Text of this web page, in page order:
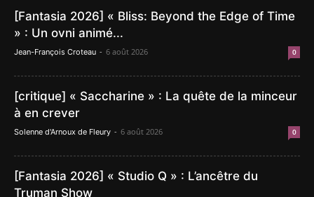
[Fantasia 2026] « Bliss: Beyond the Edge of Time
» : Un ovni animé...
Jean-François Croteau - 6 août 2026 0
[critique] « Saccharine » : La quête de la minceur
à en crever
Solenne d'Arnoux de Fleury - 6 août 2026 0
[Fantasia 2026] « Studio Q » : L’ancêtre du
Truman Show